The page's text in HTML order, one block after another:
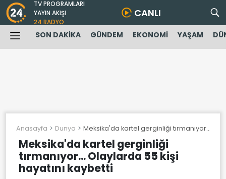
TV PROGRAMLARI
YAYIN AKIŞI
24 RADYO
CANLI
SON DAKİKA GÜNDEM EKONOMİ YAŞAM
Anasayfa Dunya Meksika'da kartel gerginliği tırmanıyor...
Meksika'da kartel gerginliği
tırmanıyor... Olaylarda 55 kişi
hayatını kaybetti